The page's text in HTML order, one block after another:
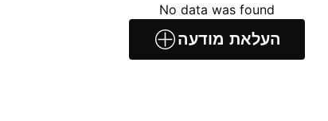
No data was found
העלאת מודעה